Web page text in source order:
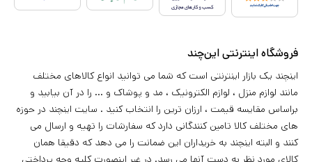
فروشگاه اینترنتی این‌چند
اینچند یک بازار اینترنتی است که شما می توانید انواع کالاهای مختلف
مانند لوازم منزل ، لوازم الکترونیک ، مد و پوشاک و ... را در آن بیابید و
براساس مقایسه قیمت ، ارزان ترین را انتخاب کنید . سایت اینچند در حوزه
های مختلف کالا تامین کنندگانی دارد که سفارشات را تهیه و ارسال می
کنند و البته اینچند به خریداران این ضمانت را می دهد که دقیقا همان
کالای مورد نظر به دست آنها می رسد. در غیر اینصورت کلیه وجه پرداختی